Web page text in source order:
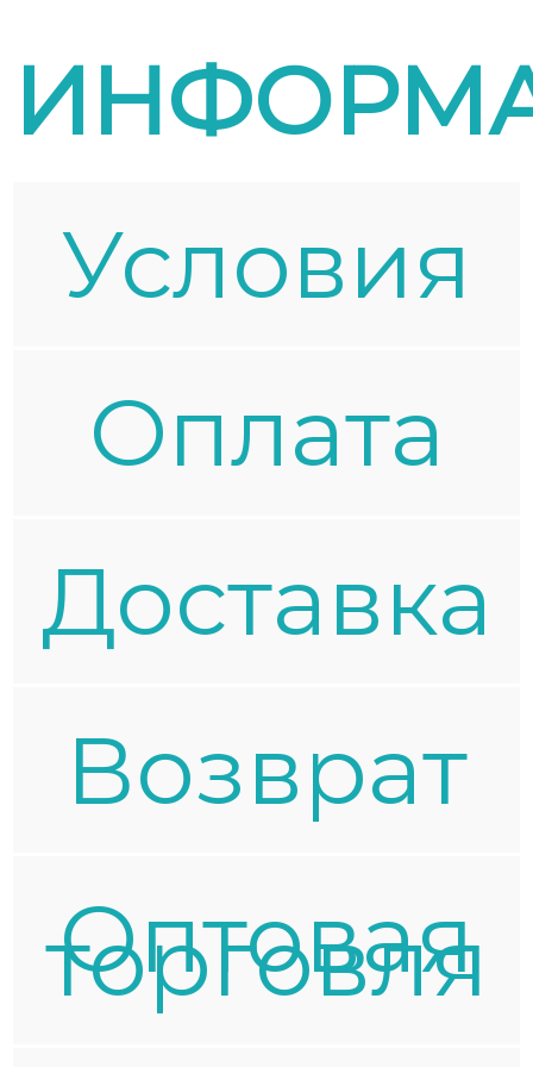
Условия
Oплата
Доставка
Возврат
Оптовая
торговля